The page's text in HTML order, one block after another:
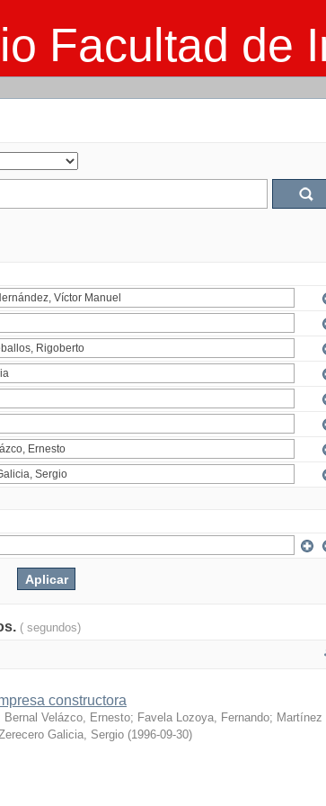
Facultad de
( segundos)
constructora
Bernal Velázco, Ernesto; Favela Lozoya, Fernando; Martínez
Galicia, Sergio (1996-09-30)